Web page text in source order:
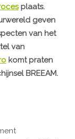
plaats.
geven
van het
van
komt praten
BREEAM.